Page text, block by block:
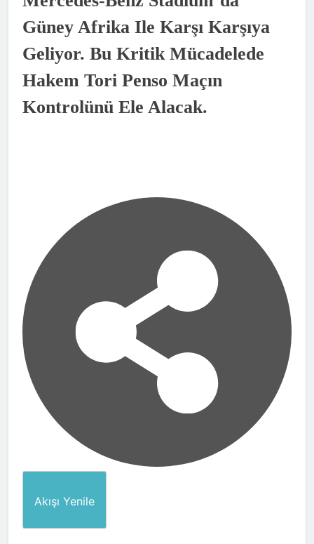
Güney Afrika Ile Karşı Karşıya
Geliyor. Bu Kritik Mücadelede
Hakem Tori Penso Maçın
Kontrolünü Ele Alacak.
Akışı Yenile